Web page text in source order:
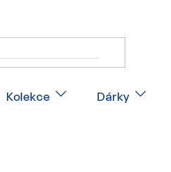
Kolekce Dárky